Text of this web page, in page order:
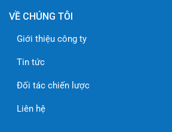
VỀ CHÚNG TÔI
Giới thiệu công ty
Tin tức
Đối tác chiến lược
Liên hệ